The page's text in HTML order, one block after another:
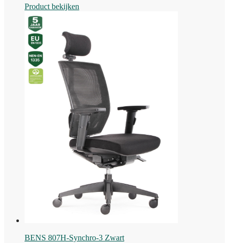
Product bekijken
BENS 807H-Synchro-3 Zwart